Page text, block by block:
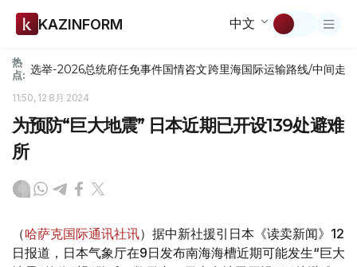
KAZINFORM 中文
热
点: 选举-2026总统府任免事件国情咨文跨里海国际运输路线/中间走廊
11:50, 12 8月 2024
为预防“巨大地震” 日本近期已开设139处避难
所
（哈萨克国际通讯社讯）据中新社援引日本《读卖新闻》12
日报道，日本气象厅在9日发布南海海槽近期可能发生“巨大